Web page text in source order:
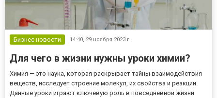
Бизнес новости 14:40, 29 ноября 2023 г.
Для чего в жизни нужны уроки химии?
Химия — это наука, которая раскрывает тайны взаимодействия
веществ, исследует строение молекул, их свойства и реакции.
Данные уроки играют ключевую роль в повседневной жизни